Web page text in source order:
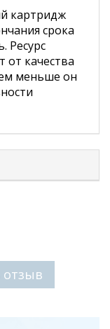
картридж
срока
Ресурс
от качества
меньше он
отзыв